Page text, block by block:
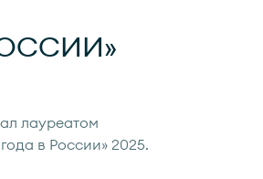
лауреатом
в России» 2025.